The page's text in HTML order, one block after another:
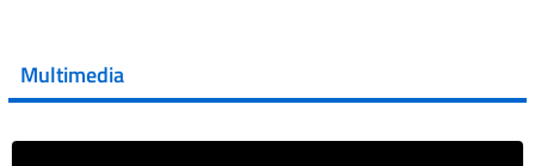
Vai al post →
Multimedia